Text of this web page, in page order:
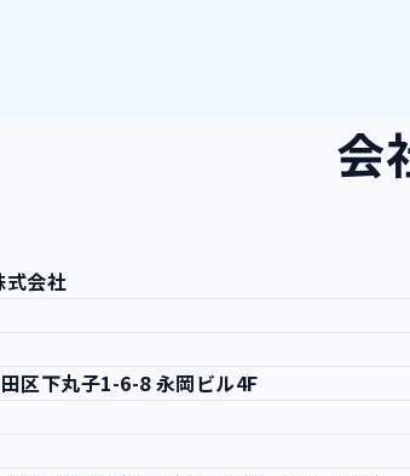
会
式会社
区下丸子1-6-8 永岡ビル4F